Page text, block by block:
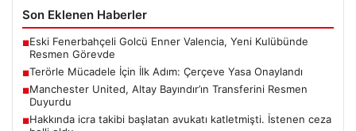
Son Eklenen Haberler
■Eski Fenerbahçeli Golcü Enner Valencia, Yeni Kulübünde
Resmen Görevde
■Terörle Mücadele İçin İlk Adım: Çerçeve Yasa Onaylandı
■Manchester United, Altay Bayındır’ın Transferini Resmen
Duyurdu
■Hakkında icra takibi başlatan avukatı katletmişti. İstenen ceza